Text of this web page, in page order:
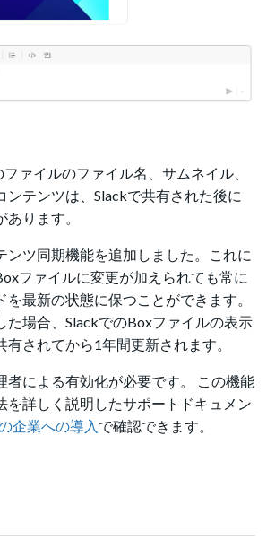
ァイルのファイル名、サムネイル、
ンテンツは、Slackで共有された後に
ります。
ンツ同期機能を追加しました。これに
ファイルに変更が加えられても常に
を最新の状態に保つことができます。
た場合、SlackでのBoxファイルの表示
有されてから1年間更新されます。
者による有効化が必要です。 この機能
を詳しく説明したサポートドキュメン
企業への導入 で確認できます。